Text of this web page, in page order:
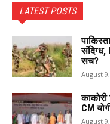
LATEST POSTS
संदिग्ध,
सच?
August
CM
August